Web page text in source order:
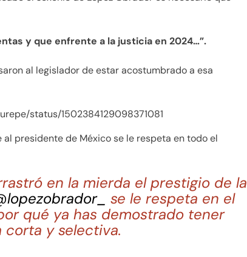
y que enfrente a la justicia en 2024…”.
al legislador de estar acostumbrado a esa
status/1502384129098371081
presidente de México se le respeta en todo el
en la mierda el prestigio de la
se le respeta en el
qué ya has demostrado tener
corta y selectiva.